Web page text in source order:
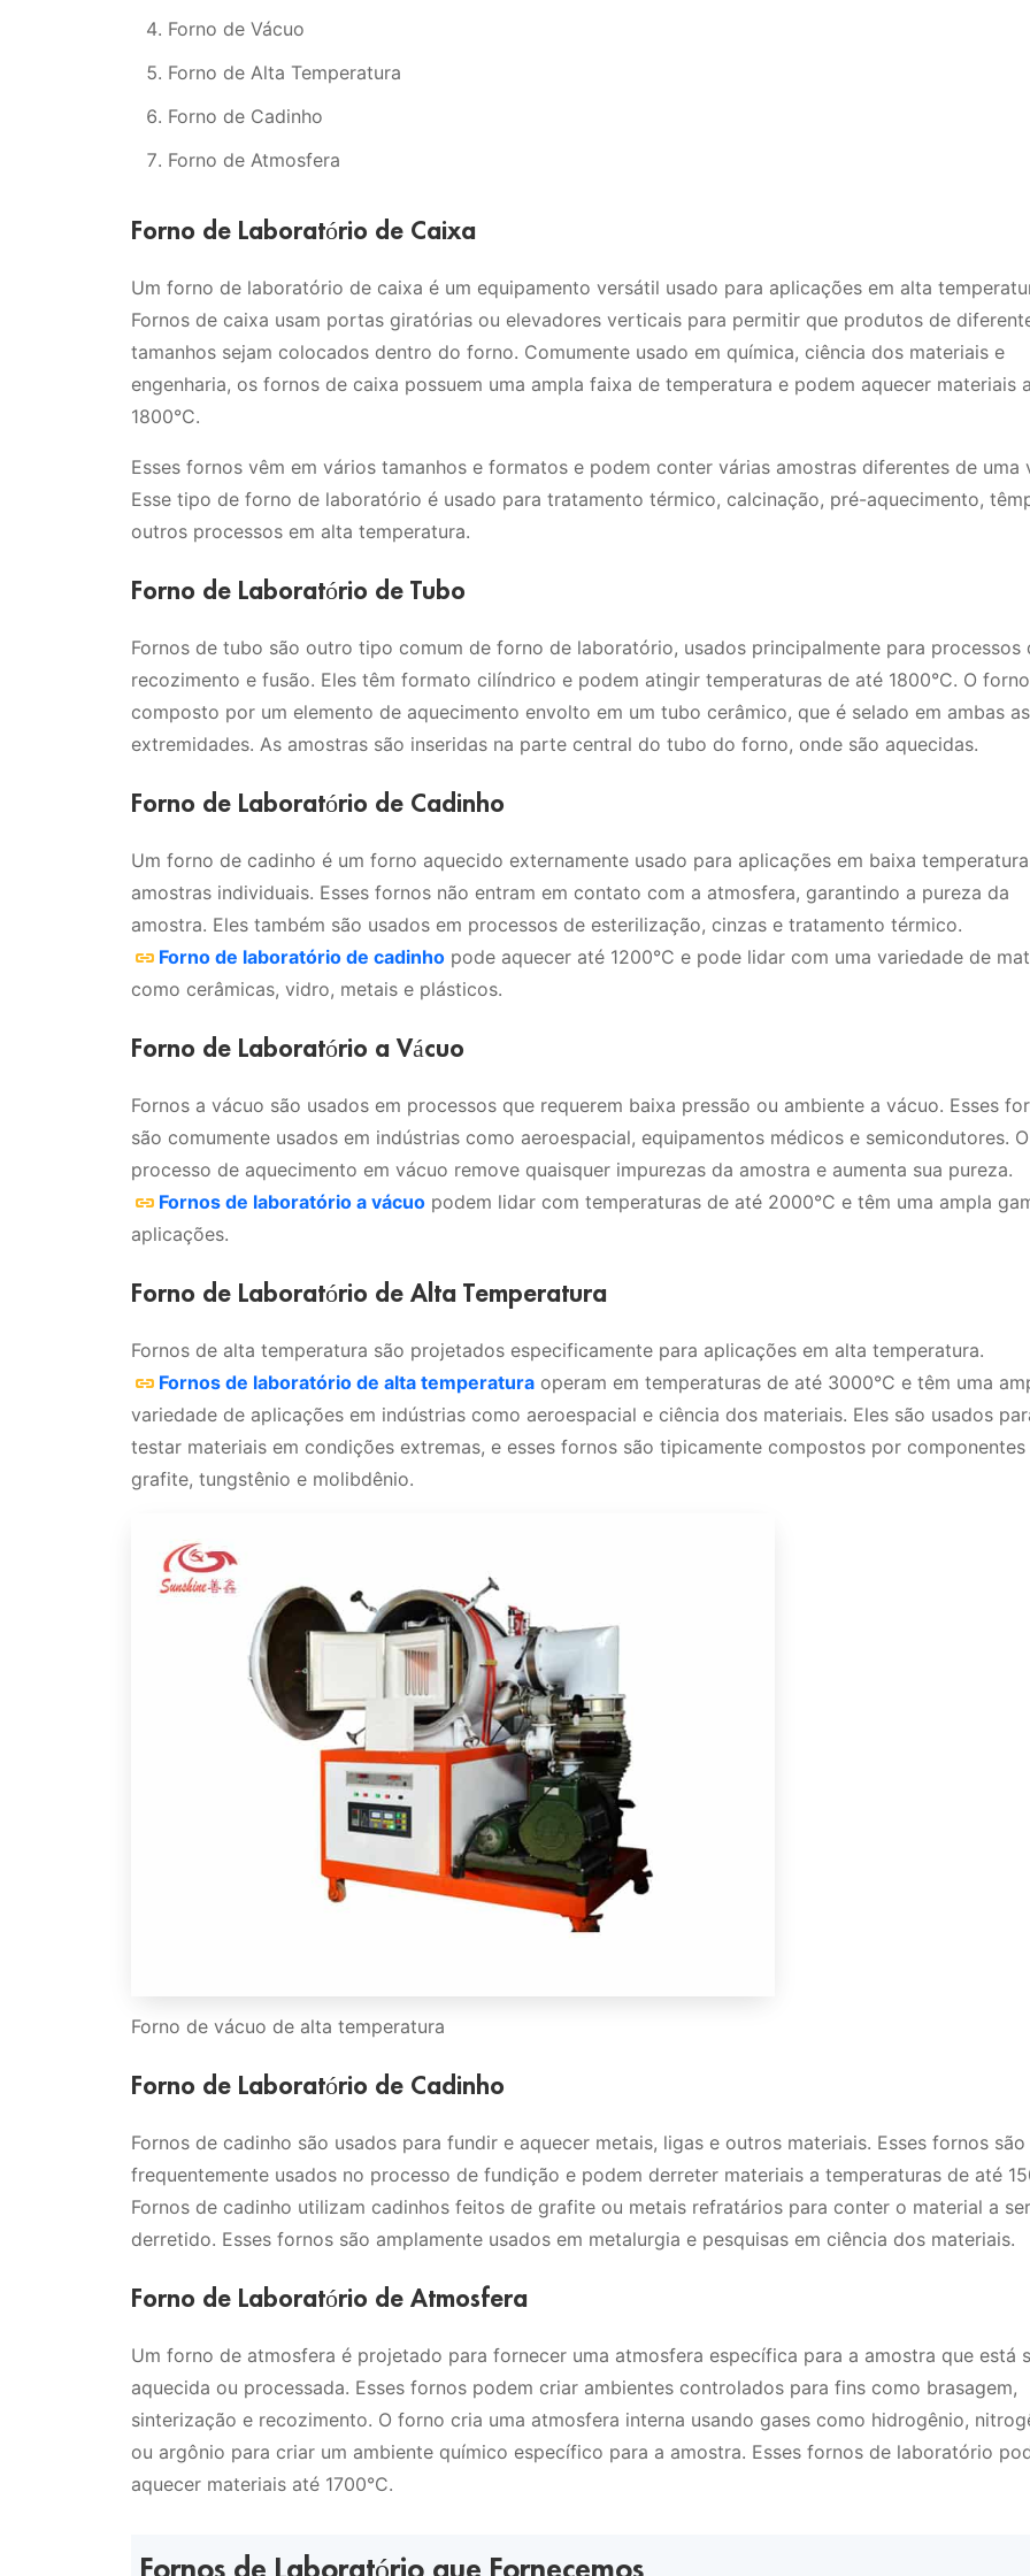
Forno de Vácuo
Forno de Alta Temperatura
Forno de Cadinho
Forno de Atmosfera
Forno de Laboratório de Caixa
Um forno de laboratório de caixa é um equipamento versátil usado para aplicações em alta
Fornos de caixa usam portas giratórias ou elevadores verticais para permitir que produtos de
tamanhos sejam colocados dentro do forno. Comumente usado em química, ciência dos materiais e
engenharia, os fornos de caixa possuem uma ampla faixa de temperatura e podem aquecer materiais
1800°C.
Esses fornos vêm em vários tamanhos e formatos e podem conter várias amostras diferentes de uma
Esse tipo de forno de laboratório é usado para tratamento térmico, calcinação, pré-aquecimento,
outros processos em alta temperatura.
Forno de Laboratório de Tubo
Fornos de tubo são outro tipo comum de forno de laboratório, usados principalmente para processos
recozimento e fusão. Eles têm formato cilíndrico e podem atingir temperaturas de até 1800°C. O
composto por um elemento de aquecimento envolto em um tubo cerâmico, que é selado em ambas as
extremidades. As amostras são inseridas na parte central do tubo do forno, onde são aquecidas.
Forno de Laboratório de Cadinho
Um forno de cadinho é um forno aquecido externamente usado para aplicações em baixa
amostras individuais. Esses fornos não entram em contato com a atmosfera, garantindo a pureza da
amostra. Eles também são usados em processos de esterilização, cinzas e tratamento térmico.
Forno de laboratório de cadinho pode aquecer até 1200°C e pode lidar com uma variedade de
como cerâmicas, vidro, metais e plásticos.
Forno de Laboratório a Vácuo
Fornos a vácuo são usados em processos que requerem baixa pressão ou ambiente a vácuo. Esses
são comumente usados em indústrias como aeroespacial, equipamentos médicos e semicondutores. O
processo de aquecimento em vácuo remove quaisquer impurezas da amostra e aumenta sua pureza.
Fornos de laboratório a vácuo podem lidar com temperaturas de até 2000°C e têm uma ampla
aplicações.
Forno de Laboratório de Alta Temperatura
Fornos de alta temperatura são projetados especificamente para aplicações em alta temperatura.
Fornos de laboratório de alta temperatura operam em temperaturas de até 3000°C e têm uma
variedade de aplicações em indústrias como aeroespacial e ciência dos materiais. Eles são usados
testar materiais em condições extremas, e esses fornos são tipicamente compostos por componentes
grafite, tungstênio e molibdênio.
Forno de vácuo de alta temperatura
Forno de Laboratório de Cadinho
Fornos de cadinho são usados para fundir e aquecer metais, ligas e outros materiais. Esses fornos são
frequentemente usados no processo de fundição e podem derreter materiais a temperaturas de até
Fornos de cadinho utilizam cadinhos feitos de grafite ou metais refratários para conter o material a ser
derretido. Esses fornos são amplamente usados em metalurgia e pesquisas em ciência dos materiais.
Forno de Laboratório de Atmosfera
Um forno de atmosfera é projetado para fornecer uma atmosfera específica para a amostra que está
aquecida ou processada. Esses fornos podem criar ambientes controlados para fins como brasagem,
sinterização e recozimento. O forno cria uma atmosfera interna usando gases como hidrogênio,
ou argônio para criar um ambiente químico específico para a amostra. Esses fornos de laboratório
aquecer materiais até 1700°C.